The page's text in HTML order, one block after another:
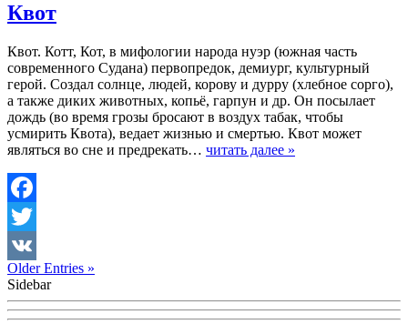
Квот
Квот. Котт, Кот, в мифологии народа нуэр (южная часть
современного Судана) первопредок, демиург, культурный
герой. Создал солнце, людей, корову и дурру (хлебное сорго),
а также диких животных, копьё, гарпун и др. Он посылает
дождь (во время грозы бросают в воздух табак, чтобы
усмирить Квота), ведает жизнью и смертью. Квот может
являться во сне и предрекать… читать далее »
Facebook
Twitter
VK
Older Entries »
Sidebar